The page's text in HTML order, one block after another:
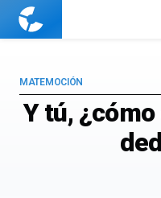
Cuaderno
Y tú,
MATEMOCIÓN